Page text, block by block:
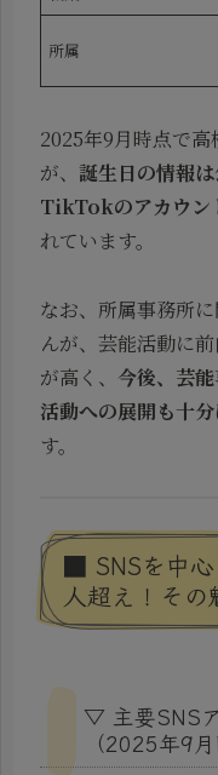
所属
2025年9月時点で
が、 誕生日の情報は
TikTokのアカウン
れています。
なお、所属事務所
んが、芸能活動に
が高く、 今後、芸
活動への展開も十
す。
■ SNSを中
人超え！その
▽ 主要SNS
（2025年9月